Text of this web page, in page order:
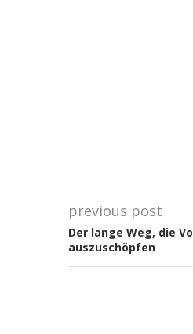
previous post
Der lange Weg, die
auszuschöpfen